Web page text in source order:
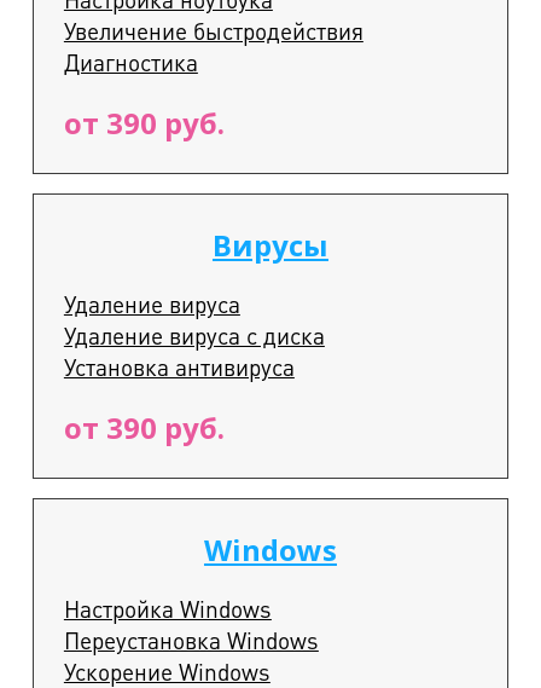
Увеличение быстродействия
Диагностика
от 390 руб.
Вирусы
Удаление вируса
Удаление вируса с диска
Установка антивируса
от 390 руб.
Windows
Настройка Windows
Переустановка Windows
Ускорение Windows